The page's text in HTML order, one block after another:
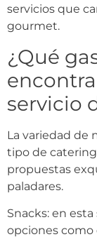
servicios que
gourmet.
¿Qué
servicio
La variedad de
tipo de
propuestas
paladares.
Snacks: en
opciones como